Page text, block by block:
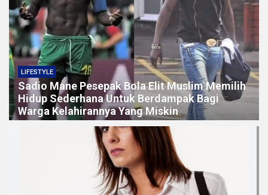
LIFESTYLE
Sadio Mane Pesepak Bola Elit Muslim Memilih
Hidup Sederhana Untuk Berdampak Bagi
Warga Kelahirannya Yang Miskin